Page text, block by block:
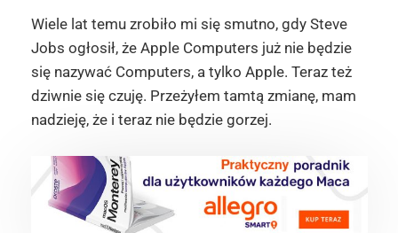
Wiele lat temu zrobiło mi się smutno, gdy Steve
Jobs ogłosił, że Apple Computers już nie będzie
się nazywać Computers, a tylko Apple. Teraz też
dziwnie się czuję. Przeżyłem tamtą zmianę, mam
nadzieję, że i teraz nie będzie gorzej.